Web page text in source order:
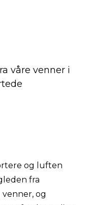
våre venner i
og luften
fra
og